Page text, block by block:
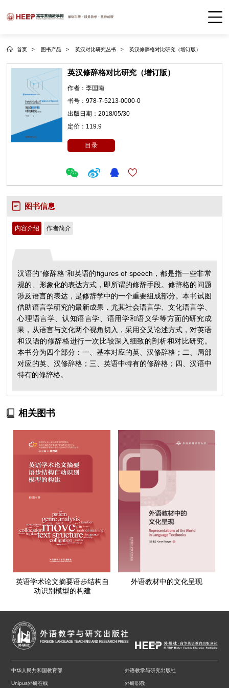
首页 > 图书产品 > 英汉对比研究丛书 > 英汉修辞格对比研究（增订版）
英汉修辞格对比研究（增订版）
作者：李国南
书号：978-7-5213-0000-0
出版日期：2018/05/30
定价： 119.9
目录
图书信息
内容介绍 作者简介
汉语的“修辞格”和英语的figures of speech，都是指一些非常
规的、形象化的表达方式，即所谓的修辞手段。修辞格的问题
涉及语言的表达，是修辞学中的一个重要组成部分。本书试图
借助语言学研究的最新成果，尤其社会语言学、文化语言学、
心理语言学、认知语言学、语用学和语义学等方面的研究成
果，从语言与文化两个视角切入，采用交叉论述方式，对英语
和汉语的修辞格进行一次比较深入细致的剖析和对比研究。
本书分为四个部分：一、基本对应的英、汉修辞格；二、局部
对应的英、汉修辞格；三、英语中特有的修辞格；四、汉语中
特有的修辞格。
相关图书
英语学术论文摘要语步结构自
动识别模型的构建
外语教材中的文化呈现
中华人民共和国教育部 外语教学与研究出版社
Unipus外研在线 外研职教